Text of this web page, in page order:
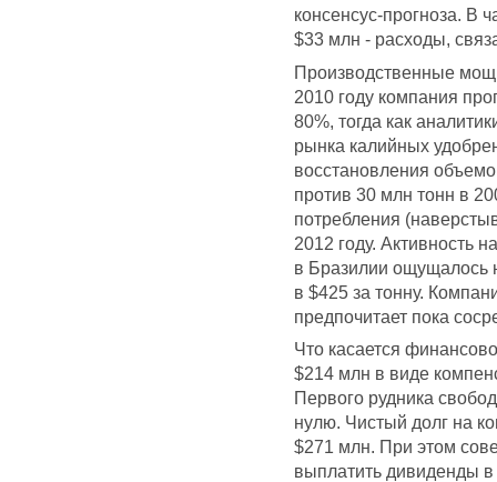
консенсус-прогноза. В
$33 млн - расходы,
Производственные
2010 году компания
80%, тогда как
рынка калийных
восстановления
против 30 млн тонн в
потребления
2012 году. Активность
в Бразилии ощущалось
в $425 за тонну.
предпочитает пока
Что касается
$214 млн в виде
Первого рудника
нулю. Чистый долг на
$271 млн. При этом
выплатить дивиденды